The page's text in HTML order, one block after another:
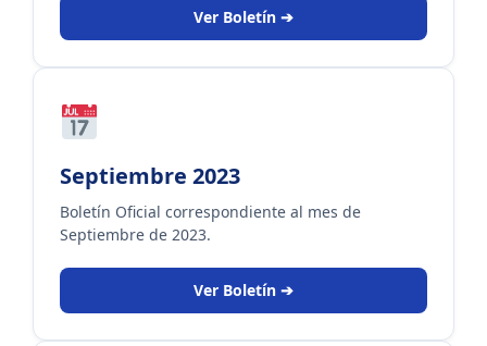
Ver Boletín ➔
Septiembre 2023
Boletín Oficial correspondiente al mes de
Septiembre de 2023.
Ver Boletín ➔